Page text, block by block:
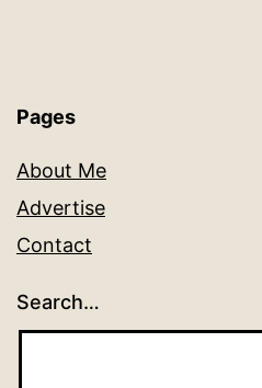
Pages
About Me
Advertise
Contact
Search…